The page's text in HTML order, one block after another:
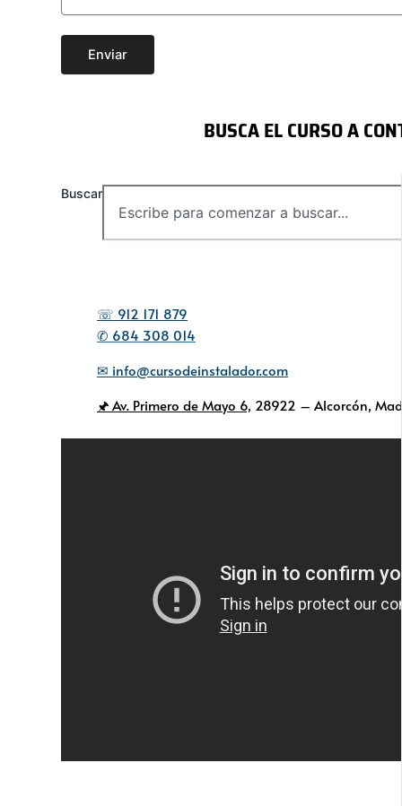
Enviar
BUSCA EL CURSO A
Buscar
☏ 912 171 879
✆ 684 308 014
✉ info@cursodeinstalador.com
🖈 Av. Primero de Mayo 6, 28922 – Alcorcón,